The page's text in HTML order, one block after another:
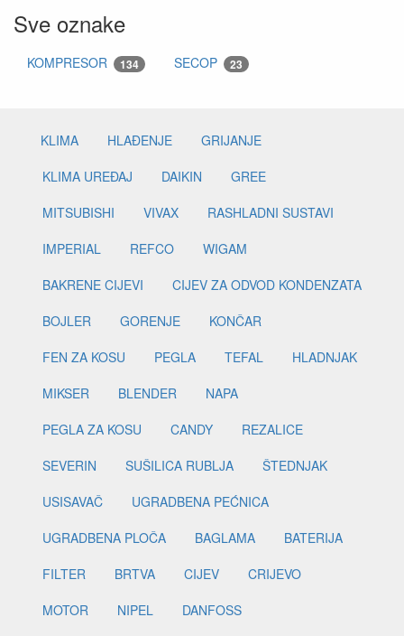
Sve oznake
KOMPRESOR 134 SECOP 23
KLIMA HLAĐENJE
GRIJANJE
KLIMA UREĐAJ
DAIKIN
GREE
MITSUBISHI
VIVAX
RASHLADNI SUSTAVI
IMPERIAL
REFCO
WIGAM
BAKRENE CIJEVI
CIJEV ZA ODVOD KONDENZATA
BOJLER
GORENJE
KONČAR
FEN ZA KOSU
PEGLA TEFAL
HLADNJAK
MIKSER
BLENDER
NAPA
PEGLA ZA KOSU
CANDY
REZALICE
SEVERIN
SUŠILICA RUBLJA
ŠTEDNJAK
USISAVAČ
UGRADBENA PEĆNICA
UGRADBENA PLOČA
BAGLAMA
BATERIJA
FILTER
BRTVA CIJEV
CRIJEVO
MOTOR
NIPEL
DANFOSS